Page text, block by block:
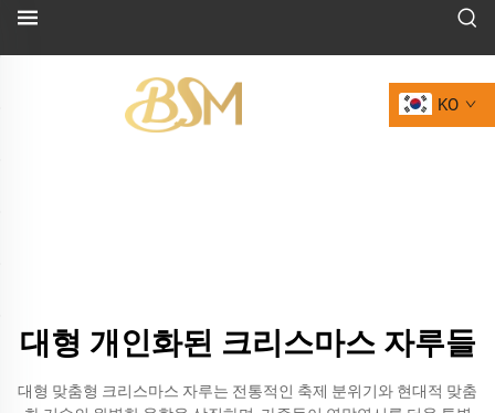
KO
대형 개인화된 크리스마스 자루들
대형 맞춤형 크리스마스 자루는 전통적인 축제 분위기와 현대적 맞춤